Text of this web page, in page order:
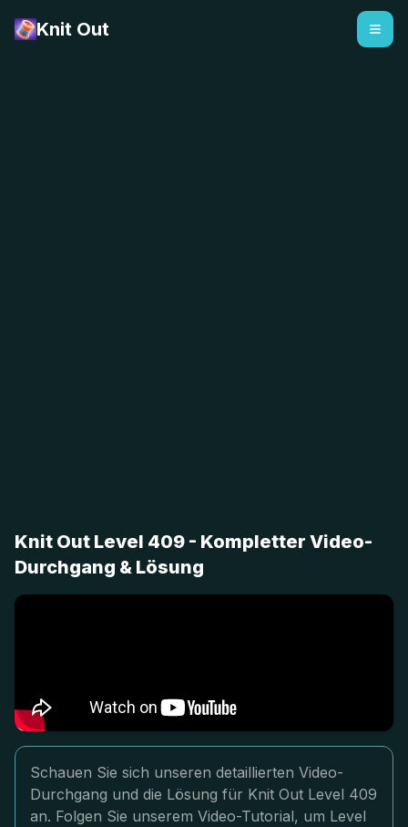
Knit Out
Knit Out Level 409 - Kompletter Video-
Durchgang & Lösung
Schauen Sie sich unseren detaillierten Video-
Durchgang und die Lösung für Knit Out Level 409
an. Folgen Sie unserem Video-Tutorial, um Level